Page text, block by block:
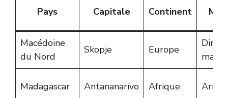
Pays Capitale Continent
Macédoine
du Nord
Skopje Europe
Dinar
Madagascar Antananarivo Afrique Ariary